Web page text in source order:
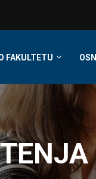
FAKULTETU